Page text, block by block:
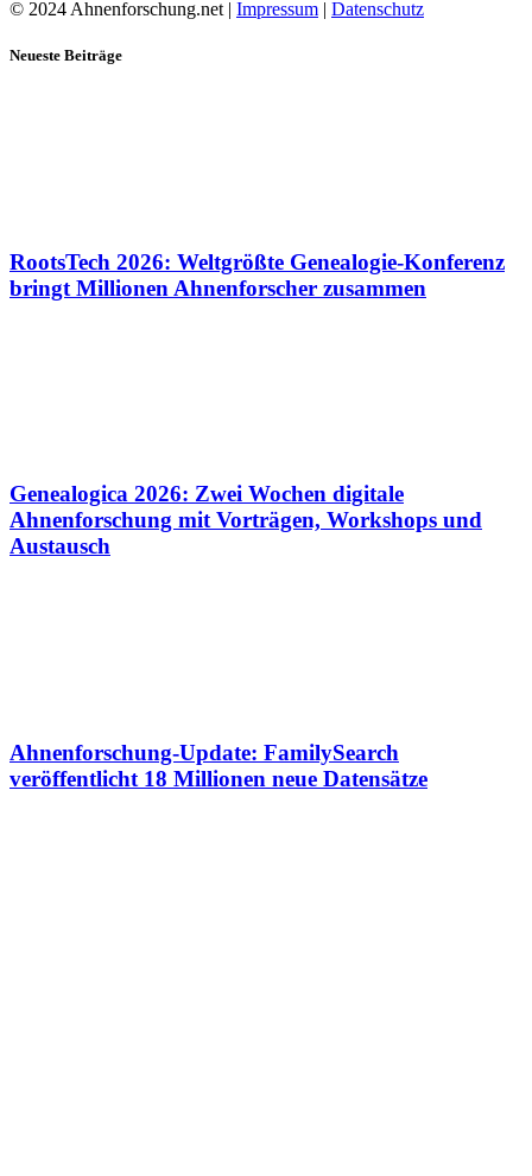
© 2024 Ahnenforschung.net | Impressum | Datenschutz
Neueste Beiträge
RootsTech 2026: Weltgrößte Genealogie-Konferenz
bringt Millionen Ahnenforscher zusammen
Genealogica 2026: Zwei Wochen digitale
Ahnenforschung mit Vorträgen, Workshops und
Austausch
Ahnenforschung-Update: FamilySearch
veröffentlicht 18 Millionen neue Datensätze